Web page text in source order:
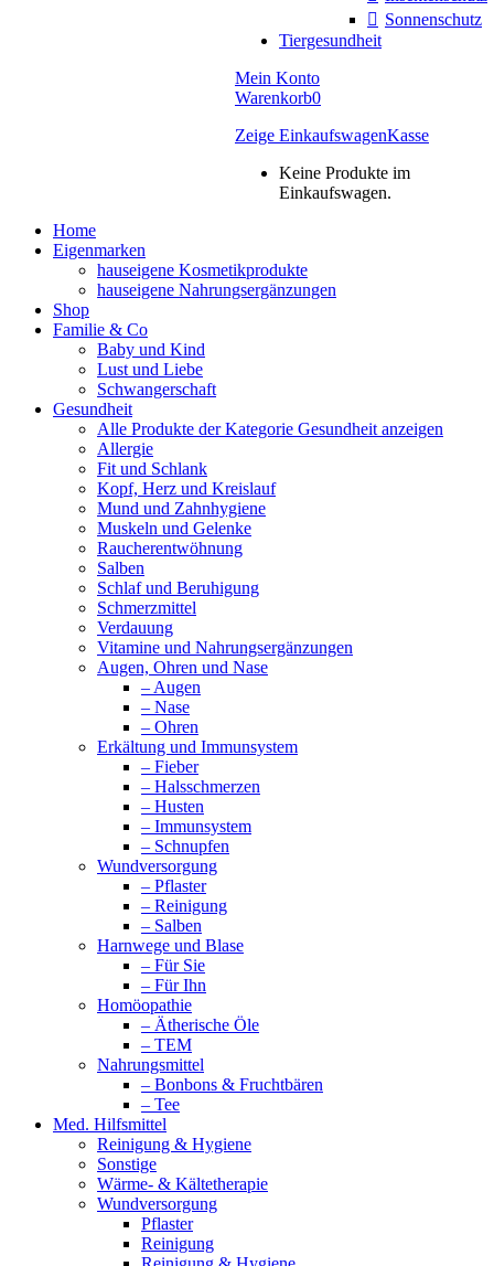
Sonnenschutz
Tiergesundheit
Mein Konto
Warenkorb0
Zeige EinkaufswagenKasse
Keine Produkte im
Einkaufswagen.
Home
Eigenmarken
hauseigene Kosmetikprodukte
hauseigene Nahrungsergänzungen
Shop
Familie & Co
Baby und Kind
Lust und Liebe
Schwangerschaft
Gesundheit
Alle Produkte der Kategorie Gesundheit anzeigen
Allergie
Fit und Schlank
Kopf, Herz und Kreislauf
Mund und Zahnhygiene
Muskeln und Gelenke
Raucherentwöhnung
Salben
Schlaf und Beruhigung
Schmerzmittel
Verdauung
Vitamine und Nahrungsergänzungen
Augen, Ohren und Nase
– Augen
– Nase
– Ohren
Erkältung und Immunsystem
– Fieber
– Halsschmerzen
– Husten
– Immunsystem
– Schnupfen
Wundversorgung
– Pflaster
– Reinigung
– Salben
Harnwege und Blase
– Für Sie
– Für Ihn
Homöopathie
– Ätherische Öle
– TEM
Nahrungsmittel
– Bonbons & Fruchtbären
– Tee
Med. Hilfsmittel
Reinigung & Hygiene
Sonstige
Wärme- & Kältetherapie
Wundversorgung
Pflaster
Reinigung